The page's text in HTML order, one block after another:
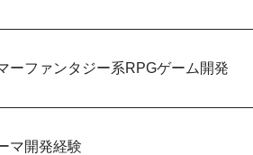
ーファンタジー系RPGゲーム開発
マ開発経験